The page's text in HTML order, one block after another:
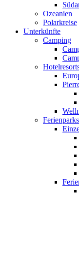
Ozeanien
Polarkreise
Unterkünfte
Camping
Ferienparks